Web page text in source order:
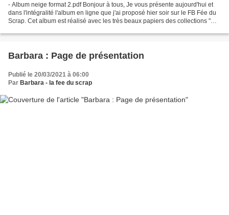
- Album neige format 2.pdf Bonjour à tous, Je vous présente aujourd'hui et
dans l'intégralité l'album en ligne que j'ai proposé hier soir sur le FB Fée du
Scrap. Cet album est réalisé avec les très beaux papiers des collections "Un
Barbara : Page de présentation
Publié le 20/03/2021 à 06:00
Par Barbara - la fee du scrap